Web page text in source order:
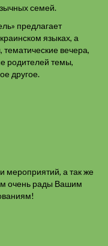
семей.
предлагает
языках, а
вечера,
родителей темы,
другое.
мероприятий, а так же
очень рады Вашим